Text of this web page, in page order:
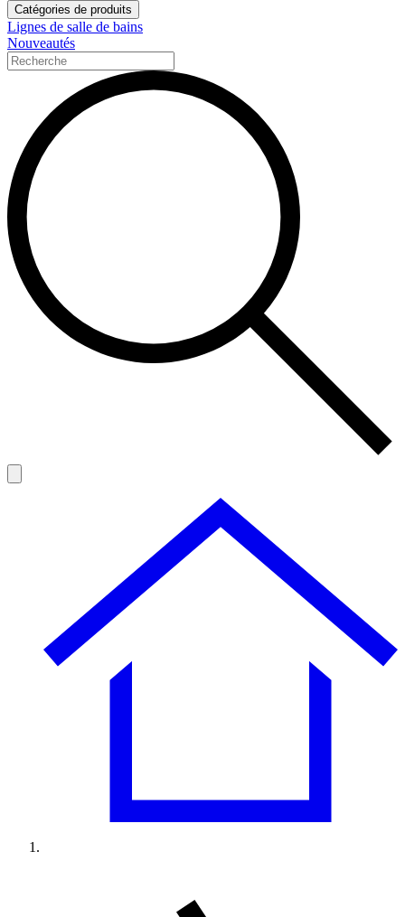
Catégories de produits
Lignes de salle de bains
Nouveautés